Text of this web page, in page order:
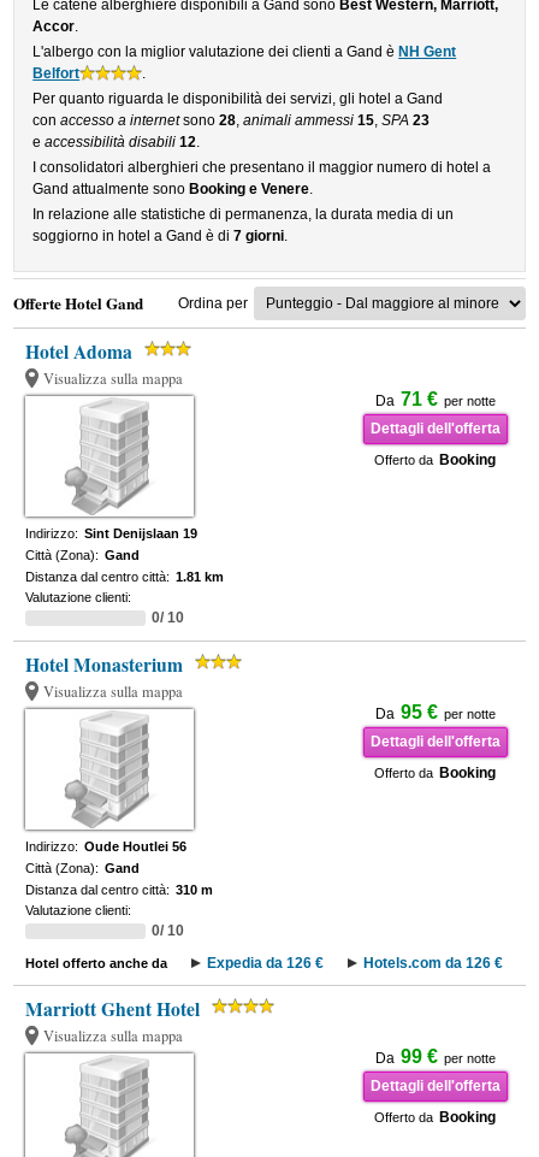
Le catene alberghiere disponibili a Gand sono Best Western, Marriott,
Accor.
L'albergo con la miglior valutazione dei clienti a Gand è NH Gent
Belfort
.
Per quanto riguarda le disponibilità dei servizi, gli hotel a Gand
conaccesso a internetsono28,animali ammessi 15,SPA 23
eaccessibilità disabili 12.
I consolidatori alberghieri che presentano il maggior numero di hotel a
Gand attualmente sono Booking e Venere.
In relazione alle statistiche di permanenza, la durata media di un
soggiorno in hotel a Gand è di7 giorni.
Offerte Hotel Gand Ordina per
Hotel Adoma
Visualizza sulla mappa
Da 71 € per notte
Dettagli dell'offerta
Offerto da Booking
Indirizzo: Sint Denijslaan 19
Città (Zona): Gand
Distanza dal centro città: 1.81 km
Valutazione clienti:
0/ 10
Hotel Monasterium
Visualizza sulla mappa
Da 95 € per notte
Dettagli dell'offerta
Offerto da Booking
Indirizzo: Oude Houtlei 56
Città (Zona): Gand
Distanza dal centro città: 310 m
Valutazione clienti:
0/ 10
Hotel offerto anche da Expedia da 126 € Hotels.com da 126 €
Marriott Ghent Hotel
Visualizza sulla mappa
Da 99 € per notte
Dettagli dell'offerta
Offerto da Booking